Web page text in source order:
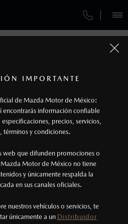
IMPORTANTE
de Mazda Motor de México:
encontrarás información confiable
precios, servicios,
términos y condiciones.
web que difunden promociones o
Motor de México no tiene
y únicamente respalda la
en sus canales oficiales.
nuestros vehículos o servicios, te
únicamente a un Distribuidor
TU MAZDA
SERVICIO
indicados en esta
de los Estados Unidos
I.V.A., e I.S.A.N., y
sin previo aviso, no incluyen:
accesorios, seguro y gastos
de México, se reserva el
las especificaciones y los
sin aviso previo al
son meramente ilustrativas.